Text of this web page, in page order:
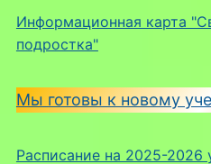
Информационная карта
подростка"
Мы готовы к новому
Расписание на 2025-2026